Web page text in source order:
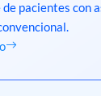
pacientes con